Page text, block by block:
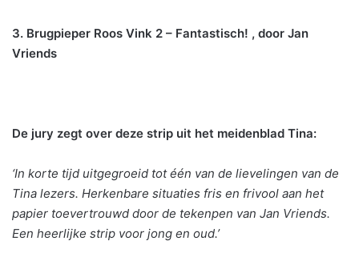
3. Brugpieper Roos Vink 2 – Fantastisch! , door Jan
Vriends
De jury zegt over deze strip uit het meidenblad Tina:
‘In korte tijd uitgegroeid tot één van de lievelingen van de
Tina lezers. Herkenbare situaties fris en frivool aan het
papier toevertrouwd door de tekenpen van Jan Vriends.
Een heerlijke strip voor jong en oud.’